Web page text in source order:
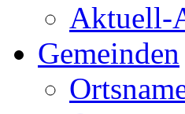
Aktuell-
Gemeinden